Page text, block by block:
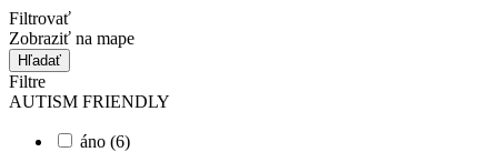
Filtrovať
Zobraziť na mape
Hľadať
Filtre
AUTISM FRIENDLY
áno (6)